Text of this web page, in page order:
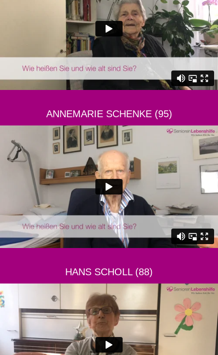
ANNEMARIE SCHENKE (95)
HANS SCHOLL (88)